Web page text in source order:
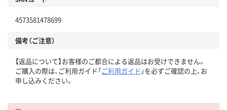
4573581478699
備考（ご注意）
【返品について】お客様のご都合による返品はお受けできません。
ご購入の際は、ご利用ガイド「ご利用ガイド 」を必ずご確認の上、お
申し込みください。